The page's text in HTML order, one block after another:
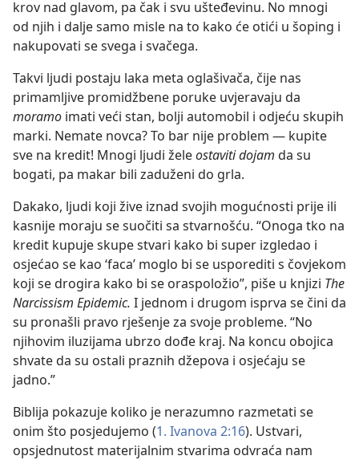
krov nad glavom, pa čak i svu ušteđevinu. No mnogi
od njih i dalje samo misle na to kako će otići u šoping i
nakupovati se svega i svačega.
Takvi ljudi postaju laka meta oglašivača, čije nas
primamljive promidžbene poruke uvjeravaju da
moramo imati veći stan, bolji automobil i odjeću skupih
marki. Nemate novca? To bar nije problem — kupite
sve na kredit! Mnogi ljudi želeostaviti dojam da su
bogati, pa makar bili zaduženi do grla.
Dakako, ljudi koji žive iznad svojih mogućnosti prije ili
kasnije moraju se suočiti sa stvarnošću. “Onoga tko na
kredit kupuje skupe stvari kako bi super izgledao i
osjećao se kao ‘faca’ moglo bi se usporediti s čovjekom
koji se drogira kako bi se oraspoložio”, piše u knjizi The
Narcissism Epidemic. I jednom i drugom isprva se čini da
su pronašli pravo rješenje za svoje probleme. “No
njihovim iluzijama ubrzo dođe kraj. Na koncu obojica
shvate da su ostali praznih džepova i osjećaju se
jadno.”
Biblija pokazuje koliko je nerazumno razmetati se
onim što posjedujemo (1. Ivanova 2:16). Ustvari,
opsjednutost materijalnim stvarima odvraća nam